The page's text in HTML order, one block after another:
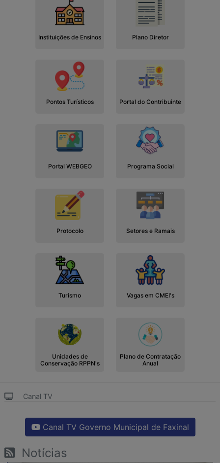
Instituições de Ensinos Plano Diretor
Pontos Turísticos Portal do Contribuinte
Portal WEBGEO Programa Social
Protocolo Setores e Ramais
Turismo Vagas em CMEI's
Unidades de
Conservação RPPN's
Plano de Contratação
Anual
Canal TV
Canal TV Governo Municipal de Faxinal
Notícias